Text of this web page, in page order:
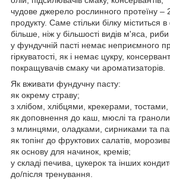
чудове джерело рослинного протеїну –
продукту. Саме стільки білку міститься
більше, ніж у більшості видів м'яса,
у фундучній пасті немає неприємного
гіркуватості, як і немає цукру,
покращувачів смаку чи ароматизаторів.
Як вживати фундучну пасту:
як окрему страву;
з хлібом, хлібцями, крекерами,
як доповнення до каш, мюслі та
з млинцями, оладками, сирниками та
як топінг до фруктових салатів,
як основу для начинок, кремів;
у складі печива, цукерок та інших
до/після тренування.